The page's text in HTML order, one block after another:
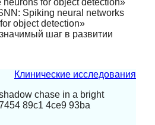
for object detection»
Spiking neural networks
object detection»
шаг в развитии
Клинические исследования